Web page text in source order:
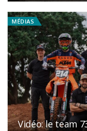
MÉDIAS
Vidéo: le team